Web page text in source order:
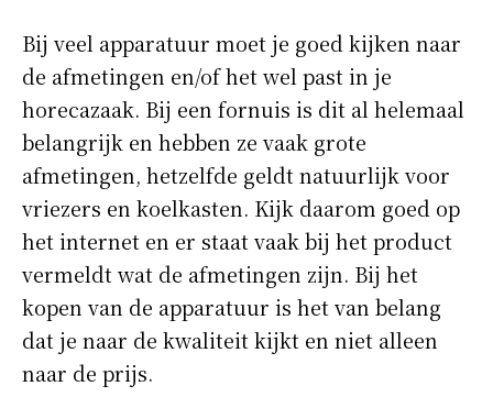
Bij veel apparatuur moet je goed kijken naar
de afmetingen en/of het wel past in je
horecazaak. Bij een fornuis is dit al helemaal
belangrijk en hebben ze vaak grote
afmetingen, hetzelfde geldt natuurlijk voor
vriezers en koelkasten. Kijk daarom goed op
het internet en er staat vaak bij het product
vermeldt wat de afmetingen zijn. Bij het
kopen van de apparatuur is het van belang
dat je naar de kwaliteit kijkt en niet alleen
naar de prijs.